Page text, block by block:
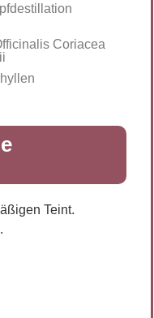
Coriacea
Teint.